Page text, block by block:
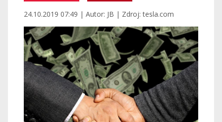
24.10.2019 07:49 | Autor: JB | Zdroj: tesla.com